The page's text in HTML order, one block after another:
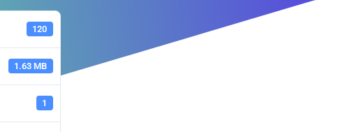
120
1.63 MB
1